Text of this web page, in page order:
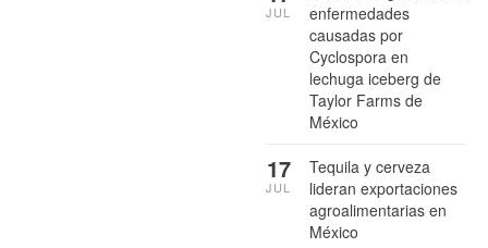
enfermedades
causadas por
Cyclospora en
lechuga iceberg de
Taylor Farms de
México
JUL
Tequila y cerveza
lideran exportaciones
agroalimentarias en
México
17
JUL